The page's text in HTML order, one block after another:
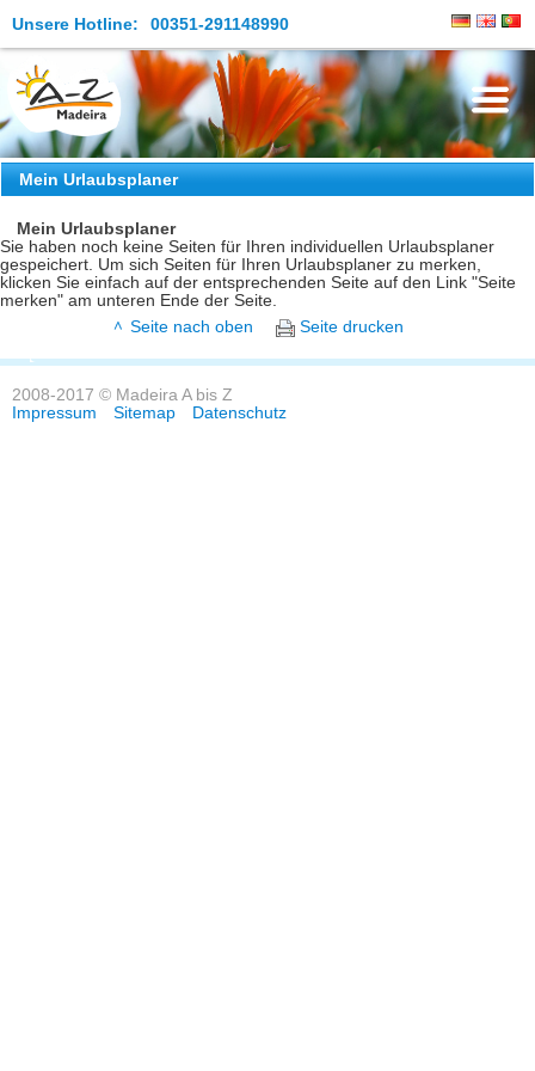
Unsere Hotline: 00351-291148990
Die Insel
Madeira Erleben
Aktuelles
Reiseangebote
Kontakt
Mein Urlaubsplaner
Mein Urlaubsplaner
Sie haben noch keine Seiten für Ihren individuellen Urlaubsplaner
gespeichert. Um sich Seiten für Ihren Urlaubsplaner zu merken,
klicken Sie einfach auf der entsprechenden Seite auf den Link "Seite
merken" am unteren Ende der Seite.
Seite nach oben
Seite drucken
2008-2017 © Madeira A bis Z
Impressum
Sitemap Datenschutz